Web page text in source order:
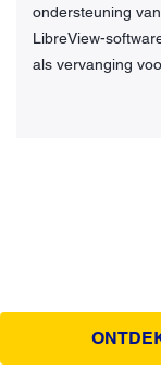
ondersteuning
LibreView-
als vervanging